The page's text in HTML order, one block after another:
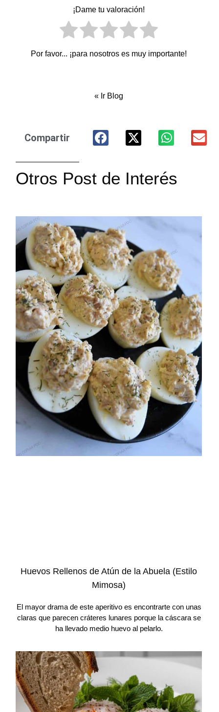
¡Dame tu valoración!
Por favor... ¡para nosotros es muy importante!
« Ir Blog
Compartir
Otros Post de Interés
Huevos Rellenos de Atún de la Abuela (Estilo
Mimosa)
El mayor drama de este aperitivo es encontrarte con unas
claras que parecen cráteres lunares porque la cáscara se
ha llevado medio huevo al pelarlo.